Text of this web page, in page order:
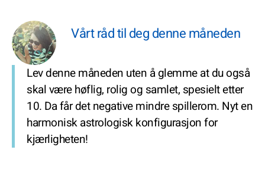
Vårt råd til deg denne måneden
Lev denne måneden uten å glemme at du også
skal være høflig, rolig og samlet, spesielt etter
10. Da får det negative mindre spillerom. Nyt en
harmonisk astrologisk konfigurasjon for
kjærligheten!